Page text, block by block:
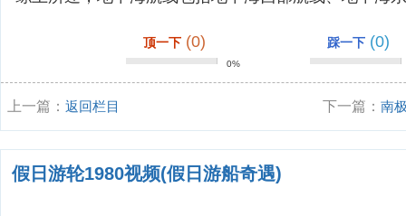
顶一下 (0)
0%
踩一下 (0)
上一篇： 返回栏目 下一篇：南
查？
假日游轮1980视频(假日游船奇遇)